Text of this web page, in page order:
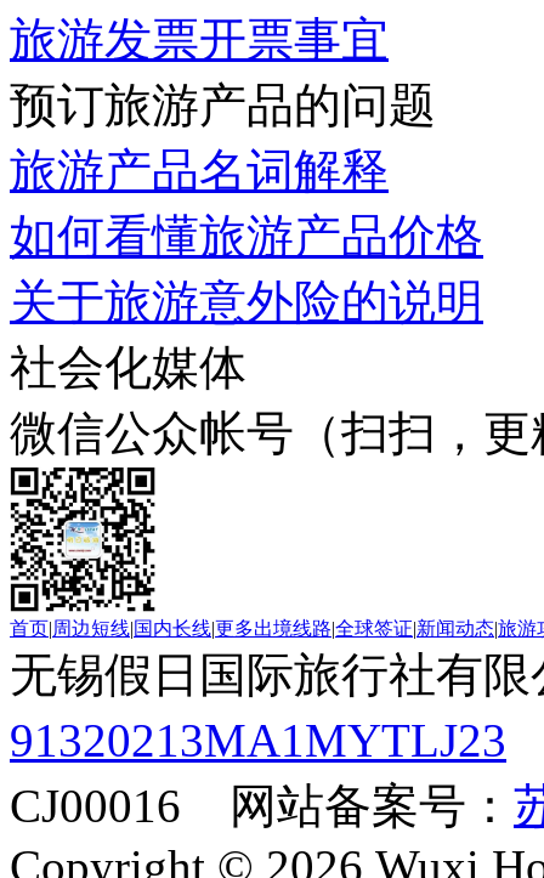
旅游发票开票事宜
预订旅游产品的问题
旅游产品名词解释
如何看懂旅游产品价格
关于旅游意外险的说明
社会化媒体
微信公众帐号（扫扫，更
首页|周边短线|国内长线|更多出境线路|全球签证|新闻动态|旅游
无锡假日国际旅行社有
91320213MA1MYTLJ23
CJ00016 网站备案号：
Copyright © 2026 Wuxi